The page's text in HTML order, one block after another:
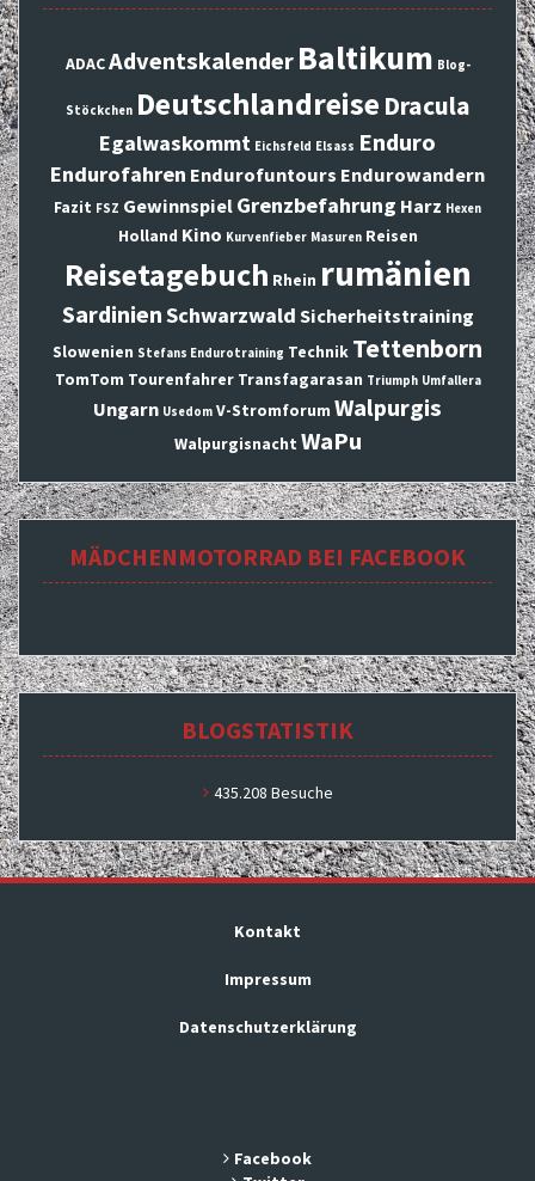
ADACAdventskalender Baltikum Blog-
Stöckchen Deutschlandreise Dracula
Egalwaskommt Eichsfeld Elsass Enduro
Endurofahren Endurofuntours Endurowandern
Fazit FSZ Gewinnspiel Grenzbefahrung Harz Hexen
Holland Kino Kurvenfieber Masuren Reisen
Reisetagebuch Rhein rumänien
SardinienSchwarzwald Sicherheitstraining
Slowenien Stefans Endurotraining Technik Tettenborn
TomTom Tourenfahrer Transfagarasan Triumph Umfallera
Ungarn Usedom V-Stromforum Walpurgis
Walpurgisnacht WaPu
MÄDCHENMOTORRAD BEI FACEBOOK
BLOGSTATISTIK
435.208 Besuche
Kontakt
Impressum
Datenschutzerklärung
Facebook